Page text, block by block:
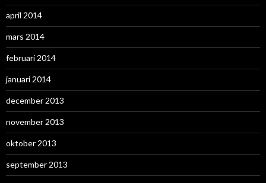
april 2014
mars 2014
februari 2014
januari 2014
december 2013
november 2013
oktober 2013
september 2013